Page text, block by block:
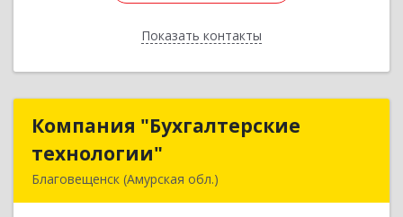
Показать контакты
Назад
Компания "Бухгалтерские
технологии"
Благовещенск (Амурская обл.)
Компания "Бухгалтерские